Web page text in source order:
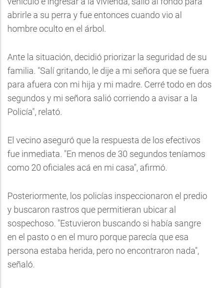
abrirle a su perra y fue entonces cuando vio al
hombre oculto en el árbol.
Ante la situación, decidió priorizar la seguridad de su
familia. "Salí gritando, le dije a mi señora que se fuera
para afuera con mi hija y mi madre. Cerré todo en dos
segundos y mi señora salió corriendo a avisar a la
Policía", relató.
El vecino aseguró que la respuesta de los efectivos
fue inmediata. "En menos de 30 segundos teníamos
como 20 oficiales acá en mi casa", afirmó.
Posteriormente, los policías inspeccionaron el predio
y buscaron rastros que permitieran ubicar al
sospechoso. "Estuvieron buscando si había sangre
en el pasto o en el muro porque parecía que esa
persona estaba herida, pero no encontraron nada",
señaló.